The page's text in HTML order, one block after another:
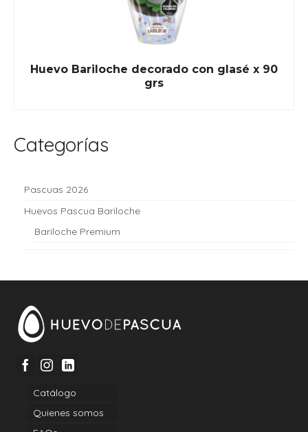
Huevo Bariloche decorado con glasé x 90
grs
Categorías
Pascuas 2026
Huevos Pascua Bariloche
Bariloche Premium
Catálogo
Quienes somos